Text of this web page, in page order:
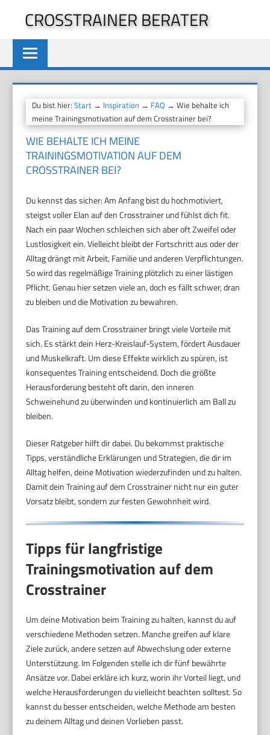
springen
CROSSTRAINER BERATER
Du bist hier:Start → Inspiration → FAQ → Wie behalte ich
meine Trainingsmotivation auf dem Crosstrainer bei?
WIE BEHALTE ICH MEINE
TRAININGSMOTIVATION AUF DEM
CROSSTRAINER BEI?
Du kennst das sicher: Am Anfang bist du hochmotiviert,
steigst voller Elan auf den Crosstrainer und fühlst dich fit.
Nach ein paar Wochen schleichen sich aber oft Zweifel oder
Lustlosigkeit ein. Vielleicht bleibt der Fortschritt aus oder der
Alltag drängt mit Arbeit, Familie und anderen Verpflichtungen.
So wird das regelmäßige Training plötzlich zu einer lästigen
Pflicht. Genau hier setzen viele an, doch es fällt schwer, dran
zu bleiben und die Motivation zu bewahren.
Das Training auf dem Crosstrainer bringt viele Vorteile mit
sich. Es stärkt dein Herz-Kreislauf-System, fördert Ausdauer
und Muskelkraft. Um diese Effekte wirklich zu spüren, ist
konsequentes Training entscheidend. Doch die größte
Herausforderung besteht oft darin, den inneren
Schweinehund zu überwinden und kontinuierlich am Ball zu
bleiben.
Dieser Ratgeber hilft dir dabei. Du bekommst praktische
Tipps, verständliche Erklärungen und Strategien, die dir im
Alltag helfen, deine Motivation wiederzufinden und zu halten.
Damit dein Training auf dem Crosstrainer nicht nur ein guter
Vorsatz bleibt, sondern zur festen Gewohnheit wird.
Tipps für langfristige
Trainingsmotivation auf dem
Crosstrainer
Um deine Motivation beim Training zu halten, kannst du auf
verschiedene Methoden setzen. Manche greifen auf klare
Ziele zurück, andere setzen auf Abwechslung oder externe
Unterstützung. Im Folgenden stelle ich dir fünf bewährte
Ansätze vor. Dabei erkläre ich kurz, worin ihr Vorteil liegt, und
welche Herausforderungen du vielleicht beachten solltest. So
kannst du besser entscheiden, welche Methode am besten
zu deinem Alltag und deinen Vorlieben passt.